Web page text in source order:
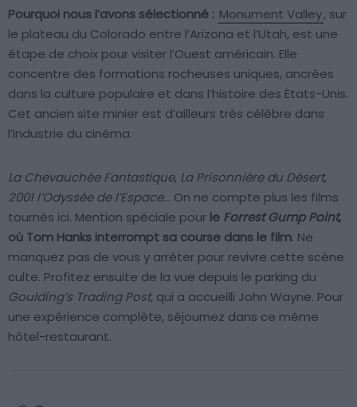
Pourquoi nous l’avons sélectionné : Monument Valley, sur
le plateau du Colorado entre l’Arizona et l’Utah, est une
étape de choix pour visiter l’Ouest américain. Elle
concentre des formations rocheuses uniques, ancrées
dans la culture populaire et dans l’histoire des États-Unis.
Cet ancien site minier est d’ailleurs très célèbre dans
l’industrie du cinéma.
La Chevauchée Fantastique, La Prisonnière du Désert,
2001 l’Odyssée de l’Espace… On ne compte plus les films
tournés ici. Mention spéciale pour le Forrest Gump Point,
où Tom Hanks interrompt sa course dans le film. Ne
manquez pas de vous y arrêter pour revivre cette scène
culte. Profitez ensuite de la vue depuis le parking du
Goulding’s Trading Post, qui a accueilli John Wayne. Pour
une expérience complète, séjournez dans ce même
hôtel-restaurant.